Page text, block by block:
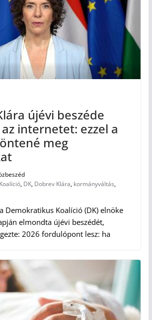
újévi beszéde
internetet: ezzel a
meg
, DK, Dobrev Klára, kormányváltás,
Demokratikus Koalíció (DK) elnöke
elmondta újévi beszédét,
2026 fordulópont lesz: ha